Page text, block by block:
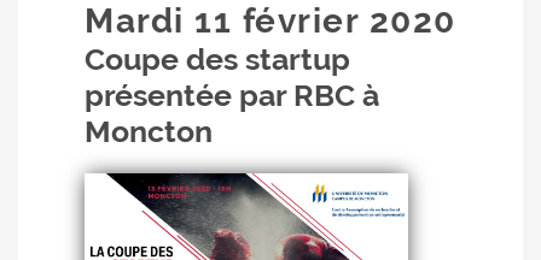
Mardi 11 février 2020
Coupe des startup
présentée par RBC à
Moncton